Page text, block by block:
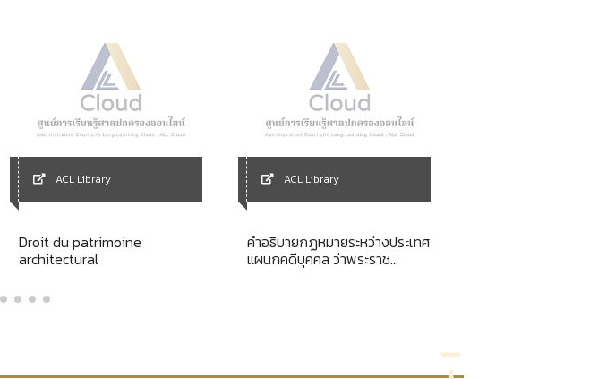
ACL Library
Droit du patrimoine
architectural
ACL Library
คำอธิบายกฏหมายระหว่างประเทศ
แผนกคดีบุคคล ว่าพระราช